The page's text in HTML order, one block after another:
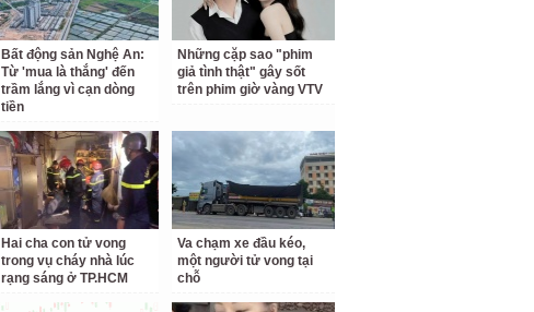
Bất động sản Nghệ An:
Từ 'mua là thắng' đến
trầm lắng vì cạn dòng
tiền
Những cặp sao "phim
giả tình thật" gây sốt
trên phim giờ vàng VTV
Hai cha con tử vong
trong vụ cháy nhà lúc
rạng sáng ở TP.HCM
Va chạm xe đầu kéo,
một người tử vong tại
chỗ